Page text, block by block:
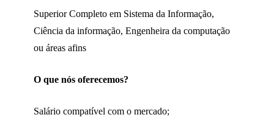
Superior Completo em Sistema da Informação,
Ciência da informação, Engenheira da computação
ou áreas afins
O que nós oferecemos?
Salário compatível com o mercado;